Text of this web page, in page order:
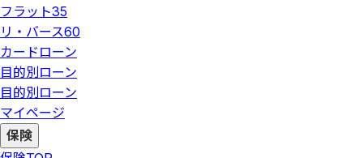
フラット35
リ・バース60
カードローン
目的別ローン
目的別ローン
マイページ
保険